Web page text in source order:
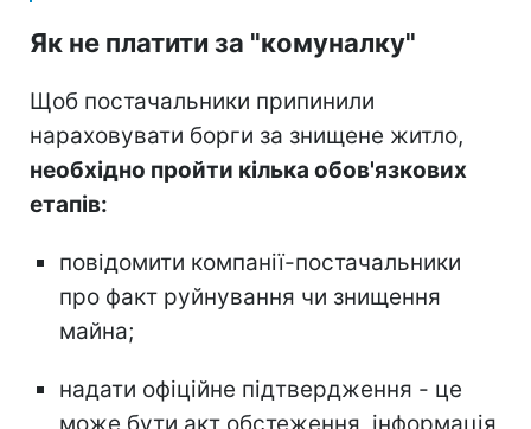
Як не платити за "комуналку"
Щоб постачальники припинили
нараховувати борги за знищене житло,
необхідно пройти кілька обов'язкових
етапів:
повідомити компанії-постачальники
про факт руйнування чи знищення
майна;
надати офіційне підтвердження - це
може бути акт обстеження, інформація